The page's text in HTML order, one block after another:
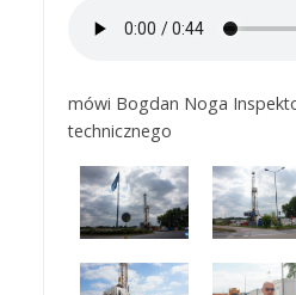
mówi Bogdan Noga
technicznego